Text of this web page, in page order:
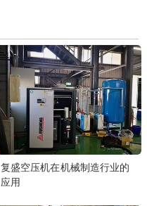
复盛空压机在机械制造行业的
应用